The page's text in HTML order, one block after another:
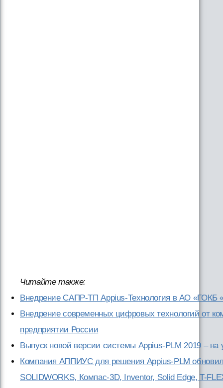
Читайте также:
Внедрение САПР-ТП Appius-Технология в АО «ГОКБ
Внедрение современных цифровых технологий от
предприятии России
Выпуск новой версии системы Appius-PLM 2019 –
Компания АППИУС для решения Appius-PLM
SOLIDWORKS, Компас-3D, Inventor, Solid Edge, T-